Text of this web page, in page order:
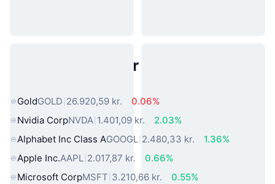
Populære aktiver fra den virkelige
GoldGOLD 26.920,59 kr.
0.06%
Nvidia CorpNVDA 1.401,09 kr.
2.03%
Alphabet Inc Class AGOOGL 2.480,33 kr.
1.36%
Apple Inc.AAPL 2.017,87 kr.
0.66%
Microsoft CorpMSFT 3.210,66 kr.
0.55%